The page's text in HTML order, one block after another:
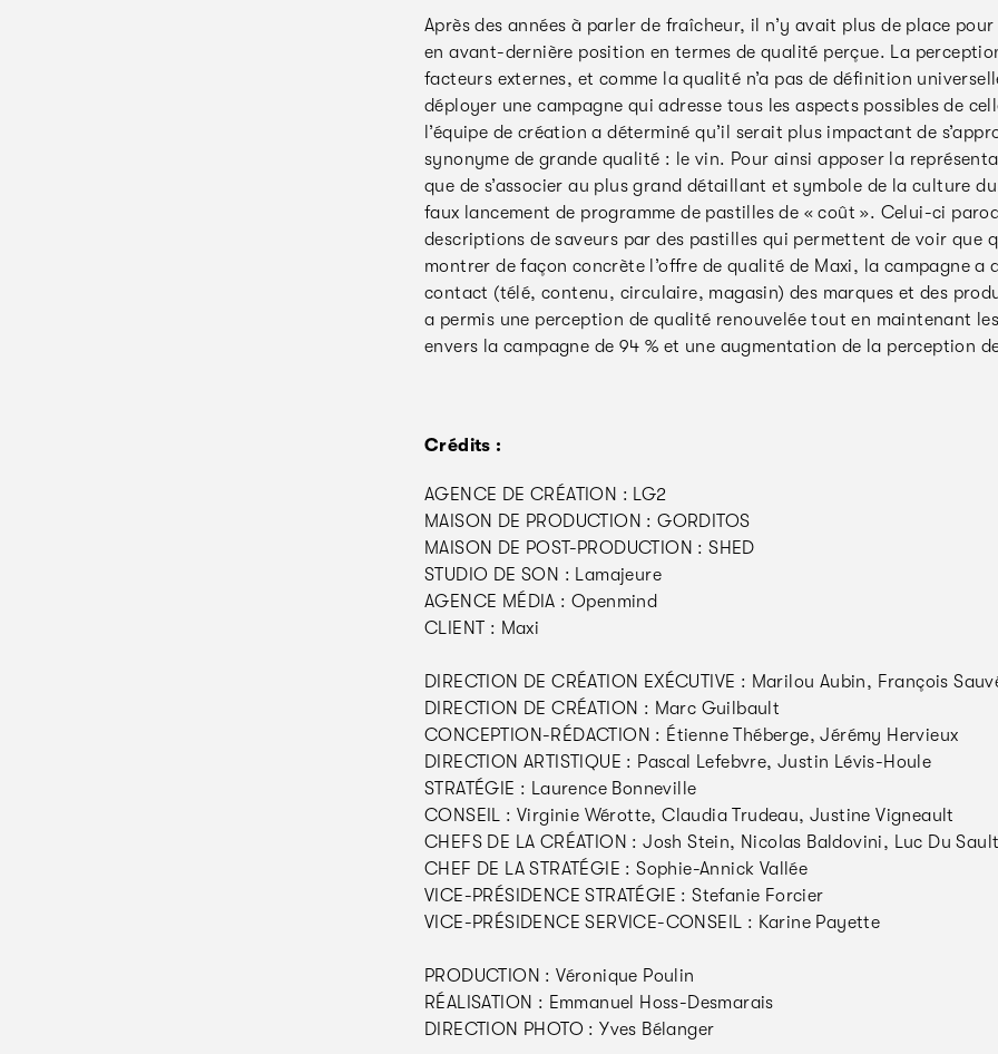
Après des années à parler de fraîcheur, il n’y avait plus de place
en avant-dernière position en termes de qualité perçue. La
facteurs externes, et comme la qualité n’a pas de définition
déployer une campagne qui adresse tous les aspects possibles de
l’équipe de création a déterminé qu’il serait plus impactant de
synonyme de grande qualité : le vin. Pour ainsi apposer la
que de s’associer au plus grand détaillant et symbole de la culture
faux lancement de programme de pastilles de « coût ». Celui-ci
descriptions de saveurs par des pastilles qui permettent de voir que
montrer de façon concrète l’offre de qualité de Maxi, la campagne a
contact (télé, contenu, circulaire, magasin) des marques et des
a permis une perception de qualité renouvelée tout en maintenant
envers la campagne de 94 % et une augmentation de la perception
Crédits :
AGENCE DE CRÉATION : LG2
MAISON DE PRODUCTION : GORDITOS
MAISON DE POST-PRODUCTION : SHED
STUDIO DE SON : Lamajeure
AGENCE MÉDIA : Openmind
CLIENT : Maxi
DIRECTION DE CRÉATION EXÉCUTIVE : Marilou Aubin, François
DIRECTION DE CRÉATION : Marc Guilbault
CONCEPTION-RÉDACTION : Étienne Théberge, Jérémy Hervieux
DIRECTION ARTISTIQUE : Pascal Lefebvre, Justin Lévis-Houle
STRATÉGIE : Laurence Bonneville
CONSEIL : Virginie Wérotte, Claudia Trudeau, Justine Vigneault
CHEFS DE LA CRÉATION : Josh Stein, Nicolas Baldovini, Luc Du
CHEF DE LA STRATÉGIE : Sophie-Annick Vallée
VICE-PRÉSIDENCE STRATÉGIE : Stefanie Forcier
VICE-PRÉSIDENCE SERVICE-CONSEIL : Karine Payette
PRODUCTION : Véronique Poulin
RÉALISATION : Emmanuel Hoss-Desmarais
DIRECTION PHOTO : Yves Bélanger